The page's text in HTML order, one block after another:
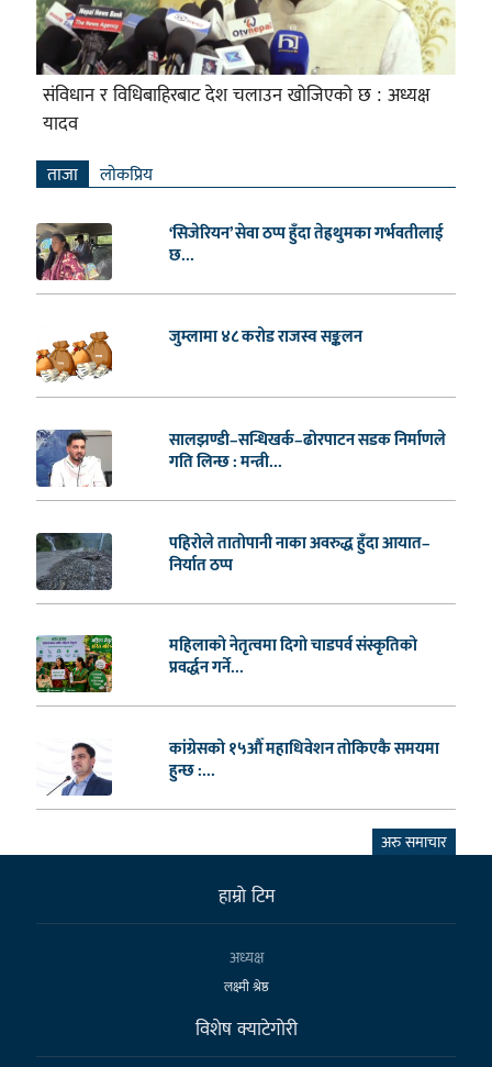
संविधान र विधिबाहिरबाट देश चलाउन खोजिएको छ : अध्यक्ष
यादव
ताजा लाेकप्रिय
‘सिजेरियन’ सेवा ठप्प हुँदा तेह्रथुमका गर्भवतीलाई
छ...
जुम्लामा ४८ करोड राजस्व सङ्कलन
सालझण्डी–सन्धिखर्क–ढोरपाटन सडक निर्माणले
गति लिन्छ : मन्त्री...
पहिरोले तातोपानी नाका अवरुद्ध हुँदा आयात–
निर्यात ठप्प
महिलाको नेतृत्वमा दिगो चाडपर्व संस्कृतिको
प्रवर्द्धन गर्ने...
कांग्रेसको १५औँ महाधिवेशन तोकिएकै समयमा
हुन्छ :...
अरु समाचार
हाम्राे टिम
अध्यक्ष
लक्ष्मी श्रेष्ठ
विशेष क्याटेगाेरी